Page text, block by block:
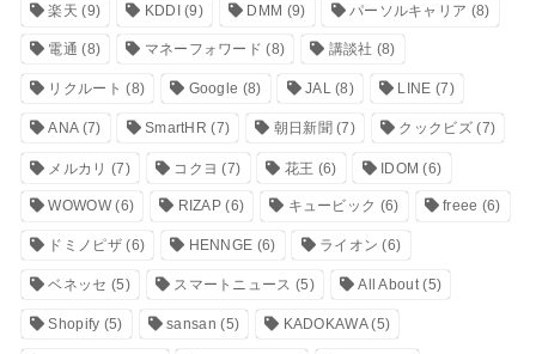
楽天 (9) KDDI(9) DMM (9) パーソルキャリア (8)
電通 (8) マネーフォワード (8) 講談社 (8)
リクルート (8) Google (8) JAL(8) LINE (7)
ANA(7) SmartHR (7) 朝日新聞 (7) クックビズ(7)
メルカリ (7) コクヨ (7) 花王 (6) IDOM (6)
WOWOW(6) RIZAP (6) キュービック (6) freee (6)
ドミノピザ(6) HENNGE (6) ライオン (6)
ベネッセ (5) スマートニュース (5) All About(5)
Shopify (5) sansan (5) KADOKAWA(5)